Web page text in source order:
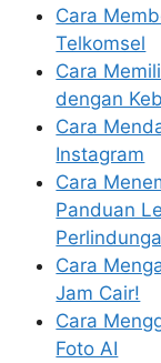
Cara
Telkomsel
Cara
dengan
Cara
Instagram
Cara
Panduan
Cara
Jam Cair!
Cara
Foto AI